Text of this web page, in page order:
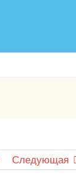
Следующая